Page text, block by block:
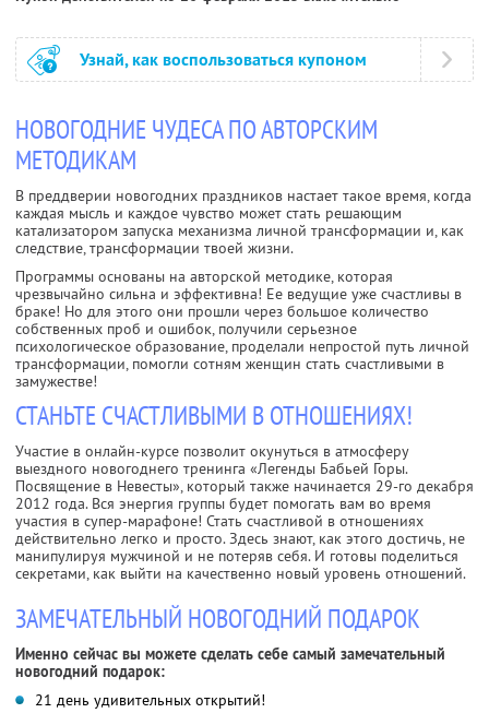
Узнай, как воспользоваться купоном
НОВОГОДНИЕ ЧУДЕСА ПО АВТОРСКИМ
МЕТОДИКАМ
В преддверии новогодних праздников настает такое время, когда
каждая мысль и каждое чувство может стать решающим
катализатором запуска механизма личной трансформации и, как
следствие, трансформации твоей жизни.
Программы основаны на авторской методике, которая
чрезвычайно сильна и эффективна! Ее ведущие уже счастливы в
браке! Но для этого они прошли через большое количество
собственных проб и ошибок, получили серьезное
психологическое образование, проделали непростой путь личной
трансформации, помогли сотням женщин стать счастливыми в
замужестве!
СТАНЬТЕ СЧАСТЛИВЫМИ В ОТНОШЕНИЯХ!
Участие в онлайн-курсе позволит окунуться в атмосферу
выездного новогоднего тренинга «Легенды Бабьей Горы.
Посвящение в Невесты», который также начинается 29-го декабря
2012 года. Вся энергия группы будет помогать вам во время
участия в супер-марафоне! Стать счастливой в отношениях
действительно легко и просто. Здесь знают, как этого достичь, не
манипулируя мужчиной и не потеряв себя. И готовы поделиться
секретами, как выйти на качественно новый уровень отношений.
ЗАМЕЧАТЕЛЬНЫЙ НОВОГОДНИЙ ПОДАРОК
Именно сейчас вы можете сделать себе самый замечательный
новогодний подарок:
21 день удивительных открытий!